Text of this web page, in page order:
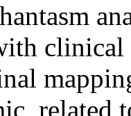
related